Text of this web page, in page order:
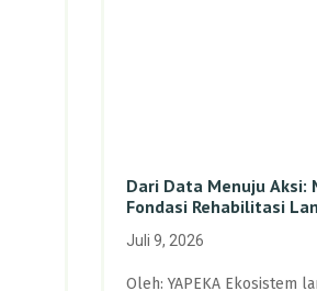
Dari Data Menuju Aksi:
Fondasi Rehabilitasi
Juli 9, 2026
Oleh: YAPEKA Ekosistem